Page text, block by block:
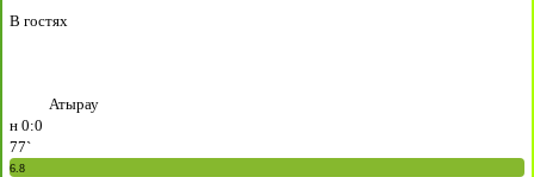
В гостях
Атырау
н 0:0
77`
6.8